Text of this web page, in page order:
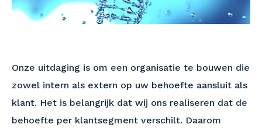
Onze uitdaging is om een organisatie te bouwen die
zowel intern als extern op uw behoefte aansluit als
klant. Het is belangrijk dat wij ons realiseren dat de
behoefte per klantsegment verschilt. Daarom